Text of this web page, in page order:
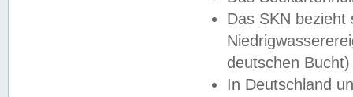
Das SKN
deutschen
In Deutschland